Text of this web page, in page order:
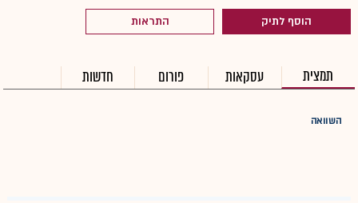
הוסף לתיק התראות
תמצית עסקאות פורום חדשות
השוואה